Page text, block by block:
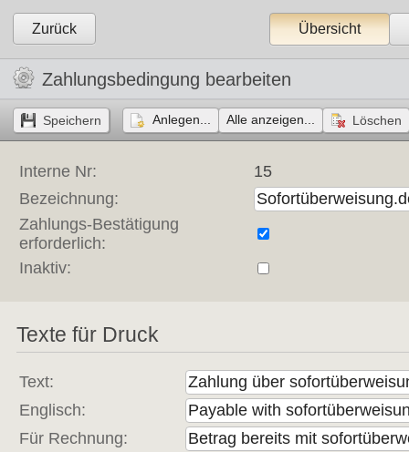
Zurück Übersicht
Zahlungsbedingung bearbeiten
Anlegen... Alle anzeigen...
Interne Nr:
15
Bezeichnung:
Zahlungs-Bestätigung
erforderlich:
Inaktiv:
Texte für Druck
Text:
Englisch:
Für Rechnung: